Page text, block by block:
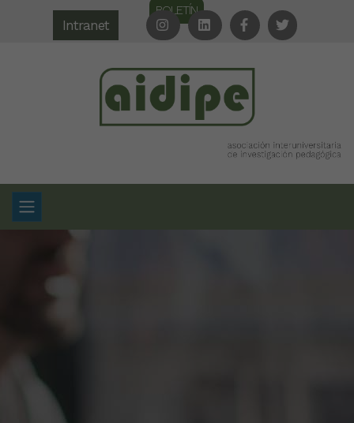
BOLETÍN
Intranet